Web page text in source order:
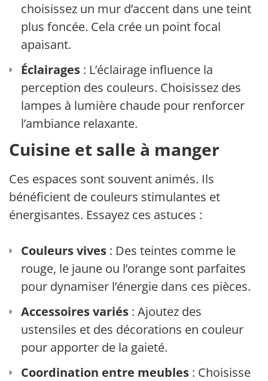
choisissez un mur d’accent dans une teinte
plus foncée. Cela crée un point focal
apaisant.
Éclairages : L’éclairage influence la
perception des couleurs. Choisissez des
lampes à lumière chaude pour renforcer
l’ambiance relaxante.
Cuisine et salle à manger
Ces espaces sont souvent animés. Ils
bénéficient de couleurs stimulantes et
énergisantes. Essayez ces astuces :
Couleurs vives : Des teintes comme le
rouge, le jaune ou l’orange sont parfaites
pour dynamiser l’énergie dans ces pièces.
Accessoires variés : Ajoutez des
ustensiles et des décorations en couleur
pour apporter de la gaieté.
Coordination entre meubles : Choisissez